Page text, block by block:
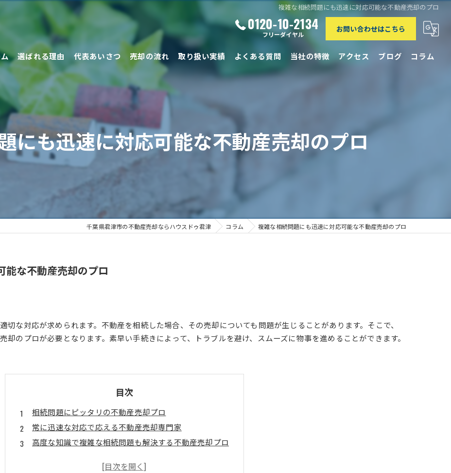
複雑な相続問題にも迅速に対応可能な不動産売却のプロ
0120-10-2134
フリーダイヤル
お問い合わせはこちら
選ばれる理由 代表あいさつ 売却の流れ
売却の方法
取り扱い実績 よくある質問 当社の特徴
買取
アクセス ブログ コラム
にも迅速に対応可能な不動産売却のプロ
千葉県君津市の不動産売却ならハウスドゥ君津 コラム 複雑な相続問題にも迅速に対応可能な不動産売却のプロ
能な不動産売却のプロ
な対応が求められます。不動産を相続した場合、その売却についても問題が生じることがあります。そこで、
のプロが必要となります。素早い手続きによって、トラブルを避け、スムーズに物事を進めることができます。
目次
相続問題にピッタリの不動産売却プロ
常に迅速な対応で応える不動産売却専門家
高度な知識で複雑な相続問題も解決する不動産売却プロ